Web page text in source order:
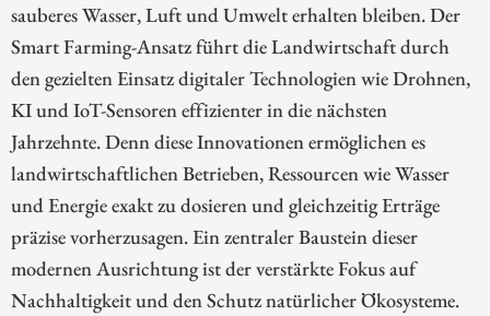
sauberes Wasser, Luft und Umwelt erhalten bleiben. Der
Smart Farming-Ansatz führt die Landwirtschaft durch
den gezielten Einsatz digitaler Technologien wie Drohnen,
KI und IoT-Sensoren effizienter in die nächsten
Jahrzehnte. Denn diese Innovationen ermöglichen es
landwirtschaftlichen Betrieben, Ressourcen wie Wasser
und Energie exakt zu dosieren und gleichzeitig Erträge
präzise vorherzusagen. Ein zentraler Baustein dieser
modernen Ausrichtung ist der verstärkte Fokus auf
Nachhaltigkeit und den Schutz natürlicher Ökosysteme.